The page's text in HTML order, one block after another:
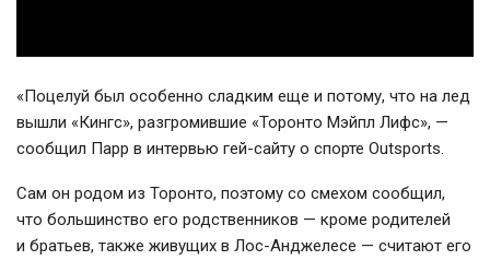
«Поцелуй был особенно сладким еще и потому, что на лед
вышли «Кингс», разгромившие «Торонто Мэйпл Лифс», —
сообщил Парр в интервью гей-сайту о спорте Outsports.
Сам он родом из Торонто, поэтому со смехом сообщил,
что большинство его родственников — кроме родителей
и братьев, также живущих в Лос-Анджелесе — считают его